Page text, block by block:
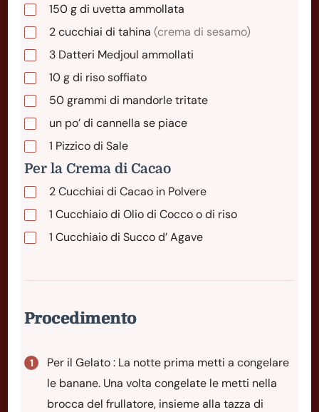
150gdi uvetta ammollata
2cucchiai di tahina (crema di sesamo)
3 Datteri Medjoul ammollati
10gdi riso soffiato
50grammi di mandorle tritate
un po’ di cannella se piace
1 Pizzicodi Sale
Per la Crema di Cacao
2Cucchiai di Cacao in Polvere
1 Cucchiaiodi Olio di Cocco o di riso
1 Cucchiaiodi Succo d’ Agave
Procedimento
Per il Gelato : La notte prima metti a congelare
le banane. Una volta congelate le metti nella
brocca del frullatore, insieme alla tazza di